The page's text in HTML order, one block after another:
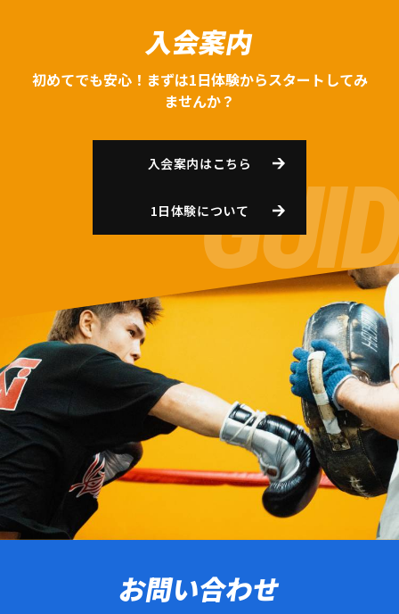
入会案内
初めてでも安心！まずは1日体験からスタートしてみ
ませんか？
入会案内はこちら
1日体験について
お問い合わせ